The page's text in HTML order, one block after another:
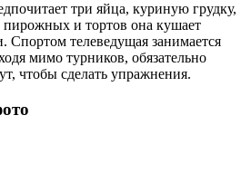
три яйца, куриную грудку,
и тортов она кушает
Спортом телеведущая занимается
мимо турников, обязательно
чтобы сделать упражнения.